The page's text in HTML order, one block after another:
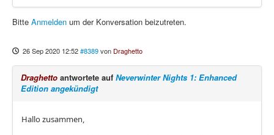
Bitte Anmelden um der Konversation beizutreten.
26 Sep 2020 12:52#8389von Draghetto
Draghetto antwortete auf Neverwinter Nights 1: Enhanced
Edition angekündigt
Hallo zusammen,